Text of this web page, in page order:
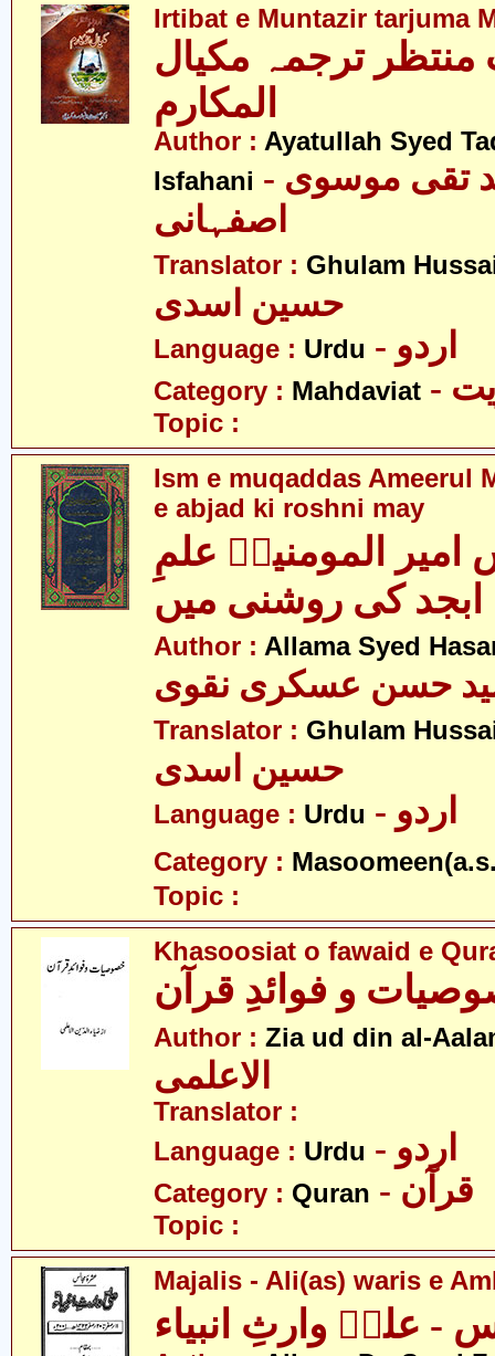
Irtibat e Muntazir tarjuma
منتظر ترجمہ مکیال
المکارم
Author : Ayatullah Syed
Isfahani - آیت اللہ سید تقی موسوی
اصفہانی
Translator : Ghulam
حسین اسدی
Language : Urdu - اردو
Category : Mahdaviat
Topic :
Ism e muqaddas Ameerul
e abjad ki roshni may
المومنینؑ علمِ
ابجد کی روشنی میں
Author : Allama Syed
حسن عسکری نقوی
Translator : Ghulam
حسین اسدی
Language : Urdu - اردو
Category :
Topic :
Khasoosiat o fawaid e
و فوائدِ قرآن
Author : Zia ud din al-
الاعلمی
Translator :
Language : Urdu - اردو
Category : Quran - قرآن
Topic :
Majalis - Ali(as) waris e
- علیؑ وارثِ انبیاء